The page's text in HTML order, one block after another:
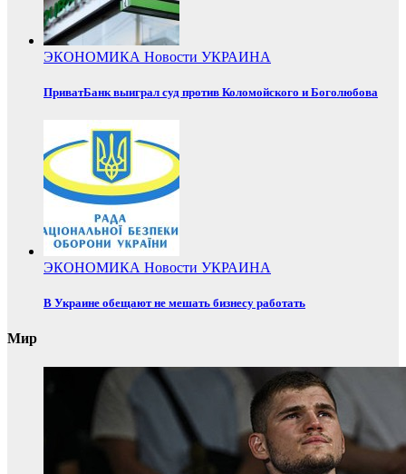
ЭКОНОМИКА Новости УКРАИНА
ПриватБанк выиграл суд против Коломойского и Боголюбова
ЭКОНОМИКА Новости УКРАИНА
В Украине обещают не мешать бизнесу работать
Мир